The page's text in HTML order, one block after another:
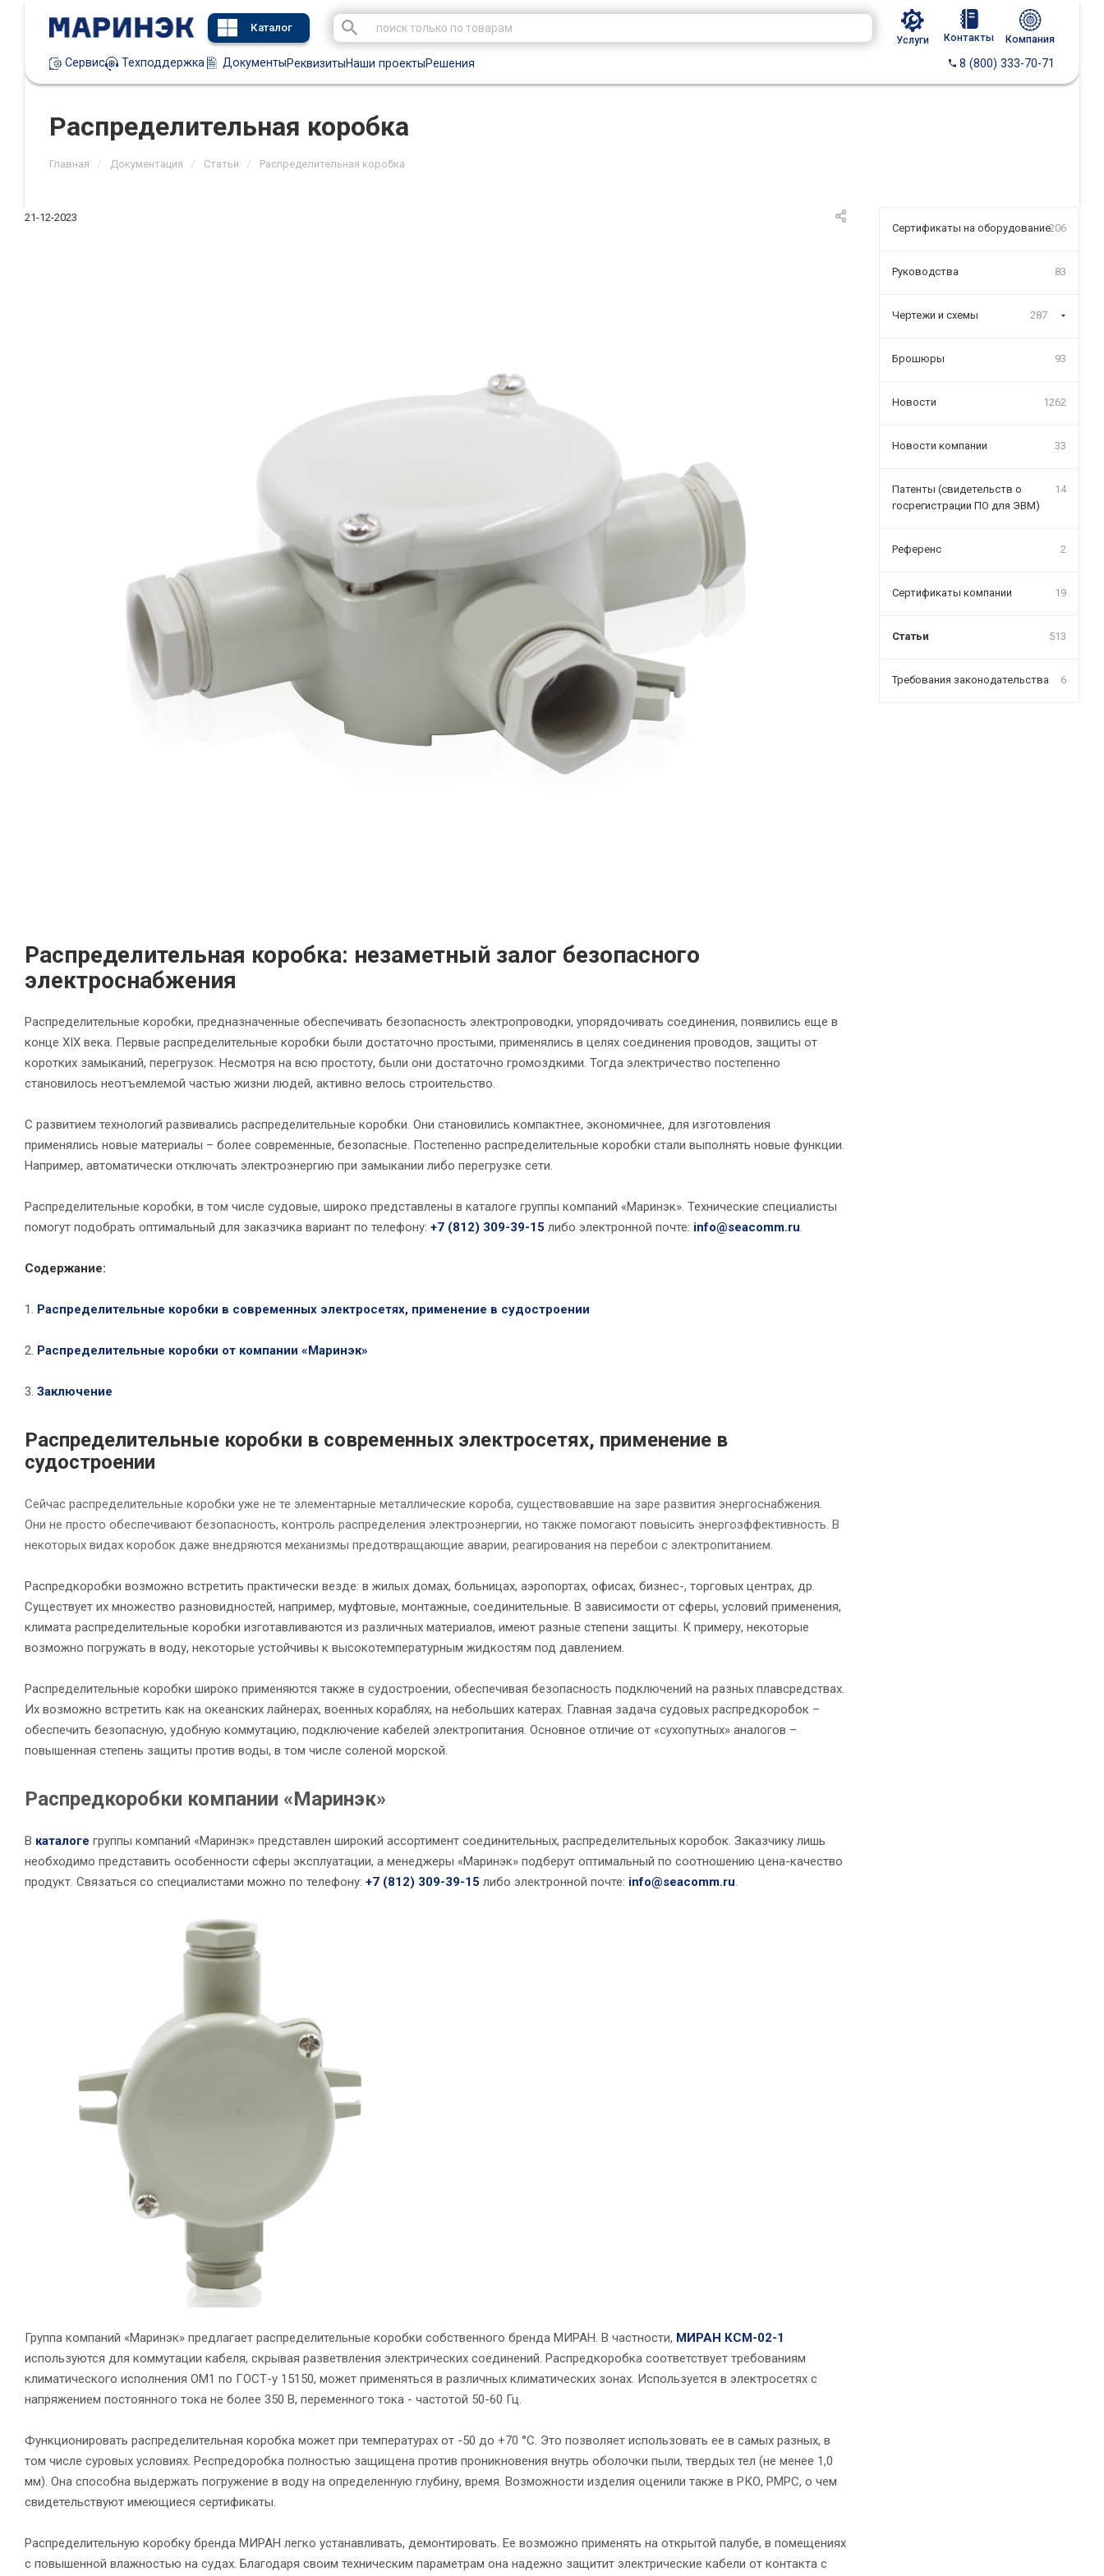
Каталог
Услуги Контакты Компания
Сервис Техподдержка ДокументыРеквизитыНаши проектыРешения 8 (800) 333-70-71
Распределительная коробка
Главная / Документация / Статьи / Распределительная коробка
21-12-2023
Распределительная коробка: незаметный залог безопасного
электроснабжения
Распределительные коробки, предназначенные обеспечивать безопасность электропроводки, упорядочивать соединения, появились еще в
конце XIX века. Первые распределительные коробки были достаточно простыми, применялись в целях соединения проводов, защиты от
коротких замыканий, перегрузок. Несмотря на всю простоту, были они достаточно громоздкими. Тогда электричество постепенно
становилось неотъемлемой частью жизни людей, активно велось строительство.
С развитием технологий развивались распределительные коробки. Они становились компактнее, экономичнее, для изготовления
применялись новые материалы – более современные, безопасные. Постепенно распределительные коробки стали выполнять новые функции.
Например, автоматически отключать электроэнергию при замыкании либо перегрузке сети.
Распределительные коробки, в том числе судовые, широко представлены в каталоге группы компаний «Маринэк». Технические специалисты
помогут подобрать оптимальный для заказчика вариант по телефону: +7 (812) 309-39-15 либо электронной почте: info@seacomm.ru.
Содержание:
1. Распределительные коробки в современных электросетях, применение в судостроении
2. Распределительные коробки от компании «Маринэк»
3. Заключение
Распределительные коробки в современных электросетях, применение в
судостроении
Сейчас распределительные коробки уже не те элементарные металлические короба, существовавшие на заре развития энергоснабжения.
Они не просто обеспечивают безопасность, контроль распределения электроэнергии, но также помогают повысить энергоэффективность. В
некоторых видах коробок даже внедряются механизмы предотвращающие аварии, реагирования на перебои с электропитанием.
Распредкоробки возможно встретить практически везде: в жилых домах, больницах, аэропортах, офисах, бизнес-, торговых центрах, др.
Существует их множество разновидностей, например, муфтовые, монтажные, соединительные. В зависимости от сферы, условий применения,
климата распределительные коробки изготавливаются из различных материалов, имеют разные степени защиты. К примеру, некоторые
возможно погружать в воду, некоторые устойчивы к высокотемпературным жидкостям под давлением.
Распределительные коробки широко применяются также в судостроении, обеспечивая безопасность подключений на разных плавсредствах.
Их возможно встретить как на океанских лайнерах, военных кораблях, на небольших катерах. Главная задача судовых распредкоробок –
обеспечить безопасную, удобную коммутацию, подключение кабелей электропитания. Основное отличие от «сухопутных» аналогов –
повышенная степень защиты против воды, в том числе соленой морской.
Распредкоробки компании «Маринэк»
В каталоге группы компаний «Маринэк» представлен широкий ассортимент соединительных, распределительных коробок. Заказчику лишь
необходимо представить особенности сферы эксплуатации, а менеджеры «Маринэк» подберут оптимальный по соотношению цена-качество
продукт. Связаться со специалистами можно по телефону: +7 (812) 309-39-15 либо электронной почте: info@seacomm.ru.
Группа компаний «Маринэк» предлагает распределительные коробки собственного бренда МИРАН. В частности, МИРАН КСМ-02-1
используются для коммутации кабеля, скрывая разветвления электрических соединений. Распредкоробка соответствует требованиям
климатического исполнения ОМ1 по ГОСТ-у 15150, может применяться в различных климатических зонах. Используется в электросетях с
напряжением постоянного тока не более 350 В, переменного тока - частотой 50-60 Гц.
Функционировать распределительная коробка может при температурах от -50 до +70 °C. Это позволяет использовать ее в самых разных, в
том числе суровых условиях. Респредоробка полностью защищена против проникновения внутрь оболочки пыли, твердых тел (не менее 1,0
мм). Она способна выдержать погружение в воду на определенную глубину, время. Возможности изделия оценили также в РКО, РМРС, о чем
свидетельствуют имеющиеся сертификаты.
Распределительную коробку бренда МИРАН легко устанавливать, демонтировать. Ее возможно применять на открытой палубе, в помещениях
с повышенной влажностью на судах. Благодаря своим техническим параметрам она надежно защитит электрические кабели от контакта с
Сертификаты на оборудование206
Руководства 83
Чертежи и схемы 287
Брошюры 93
Новости 1262
Новости компании 33
Патенты (свидетельств о
госрегистрации ПО для ЭВМ)
14
Референс 2
Сертификаты компании 19
Статьи 513
Требования законодательства 6